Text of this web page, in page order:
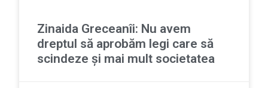
Zinaida Greceanîi: Nu avem
dreptul să aprobăm legi care să
scindeze și mai mult societatea